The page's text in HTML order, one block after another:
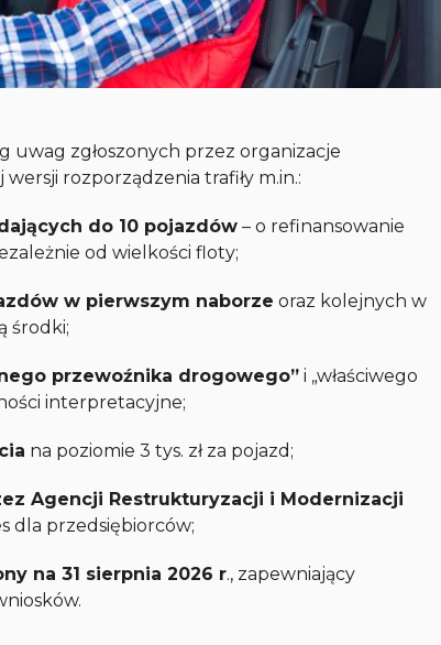
uwag zgłoszonych przez organizacje
rozporządzenia trafiły m.in.:
do 10 pojazdów – o refinansowanie
od wielkości floty;
w pierwszym naborze oraz kolejnych w
środki;
przewoźnika drogowego” i „właściwego
interpretacyjne;
na poziomie 3 tys. zł za pojazd;
Agencji Restrukturyzacji i Modernizacji
dla przedsiębiorców;
na 31 sierpnia 2026 r., zapewniający